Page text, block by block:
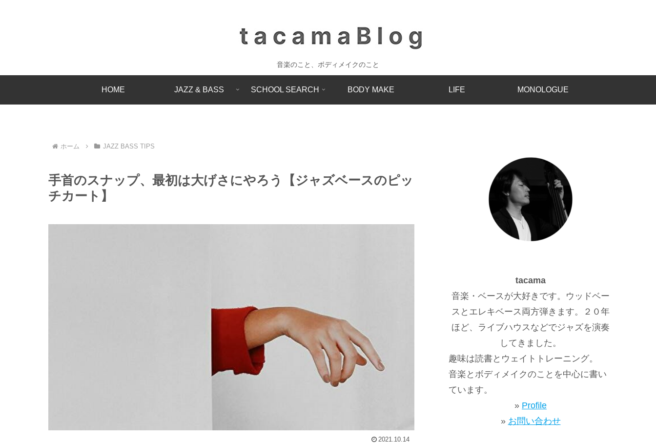
音楽のこと、ボディメイクのこと
HOME JAZZ & BASS SCHOOL SEARCH BODY MAKE LIFE MONOLOGUE
ホーム JAZZ BASS TIPS
手首のスナップ、最初は大げさにやろう【ジャズベースのピッ
チカート】
2021.10.14
tacama
音楽・ベースが大好きです。ウッドベー
スとエレキベース両方弾きます。２０年
ほど、ライブハウスなどでジャズを演奏
してきました。
趣味は読書とウェイトトレーニング。
音楽とボディメイクのことを中心に書い
ています。
» Profile
» お問い合わせ